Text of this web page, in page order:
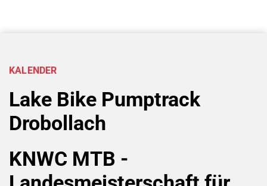
KALENDER
Lake Bike Pumptrack
Drobollach
KNWC MTB -